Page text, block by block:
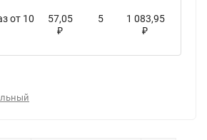
от 10
57,05
₽
5 1 083,95
₽